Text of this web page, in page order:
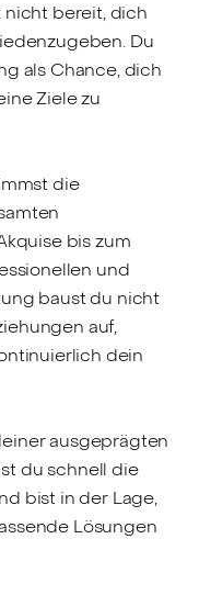
bereit, dich
Du
als Chance, dich
Ziele zu
die
bis zum
und
baust du nicht
auf,
dein
ausgeprägten
du schnell die
bist in der Lage,
Lösungen